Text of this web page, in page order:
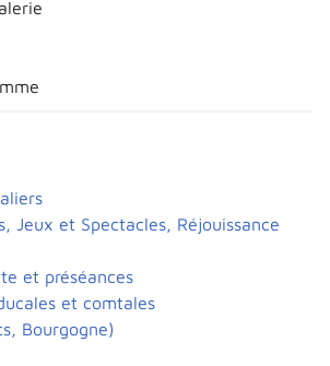
Jeux et Spectacles, Réjouissance
et préséances
et comtales
Bourgogne)